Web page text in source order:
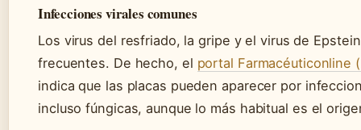
Infecciones virales comunes
Los virus del resfriado, la gripe y el virus de
frecuentes. De hecho, el portal Farmacéuticonline
indica que las placas pueden aparecer por
incluso fúngicas, aunque lo más habitual es el